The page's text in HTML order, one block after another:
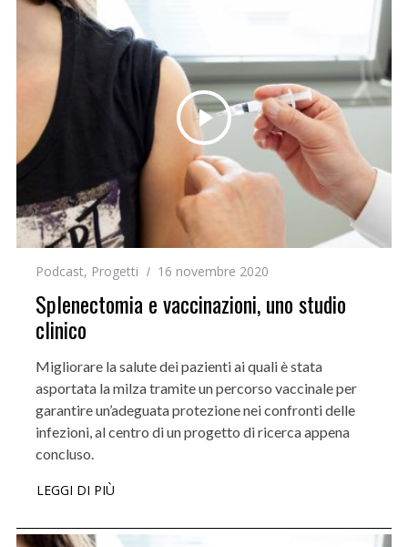
Podcast, Progetti 16 novembre 2020
Splenectomia e vaccinazioni, uno studio
clinico
Migliorare la salute dei pazienti ai quali è stata
asportata la milza tramite un percorso vaccinale per
garantire un’adeguata protezione nei confronti delle
infezioni, al centro di un progetto di ricerca appena
concluso.
LEGGI DI PIÙ